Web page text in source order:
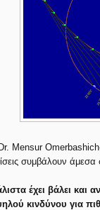
Mensur
συμβάλουν
έχει βάλει και
κινδύνου για